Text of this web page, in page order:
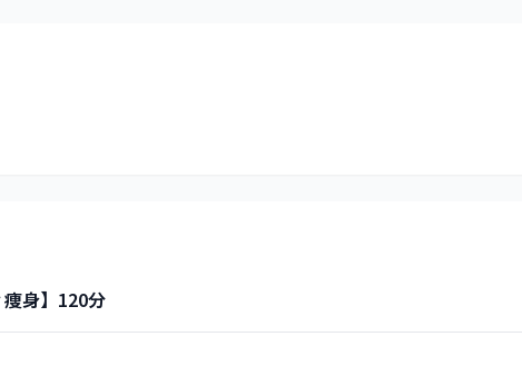
身】120分